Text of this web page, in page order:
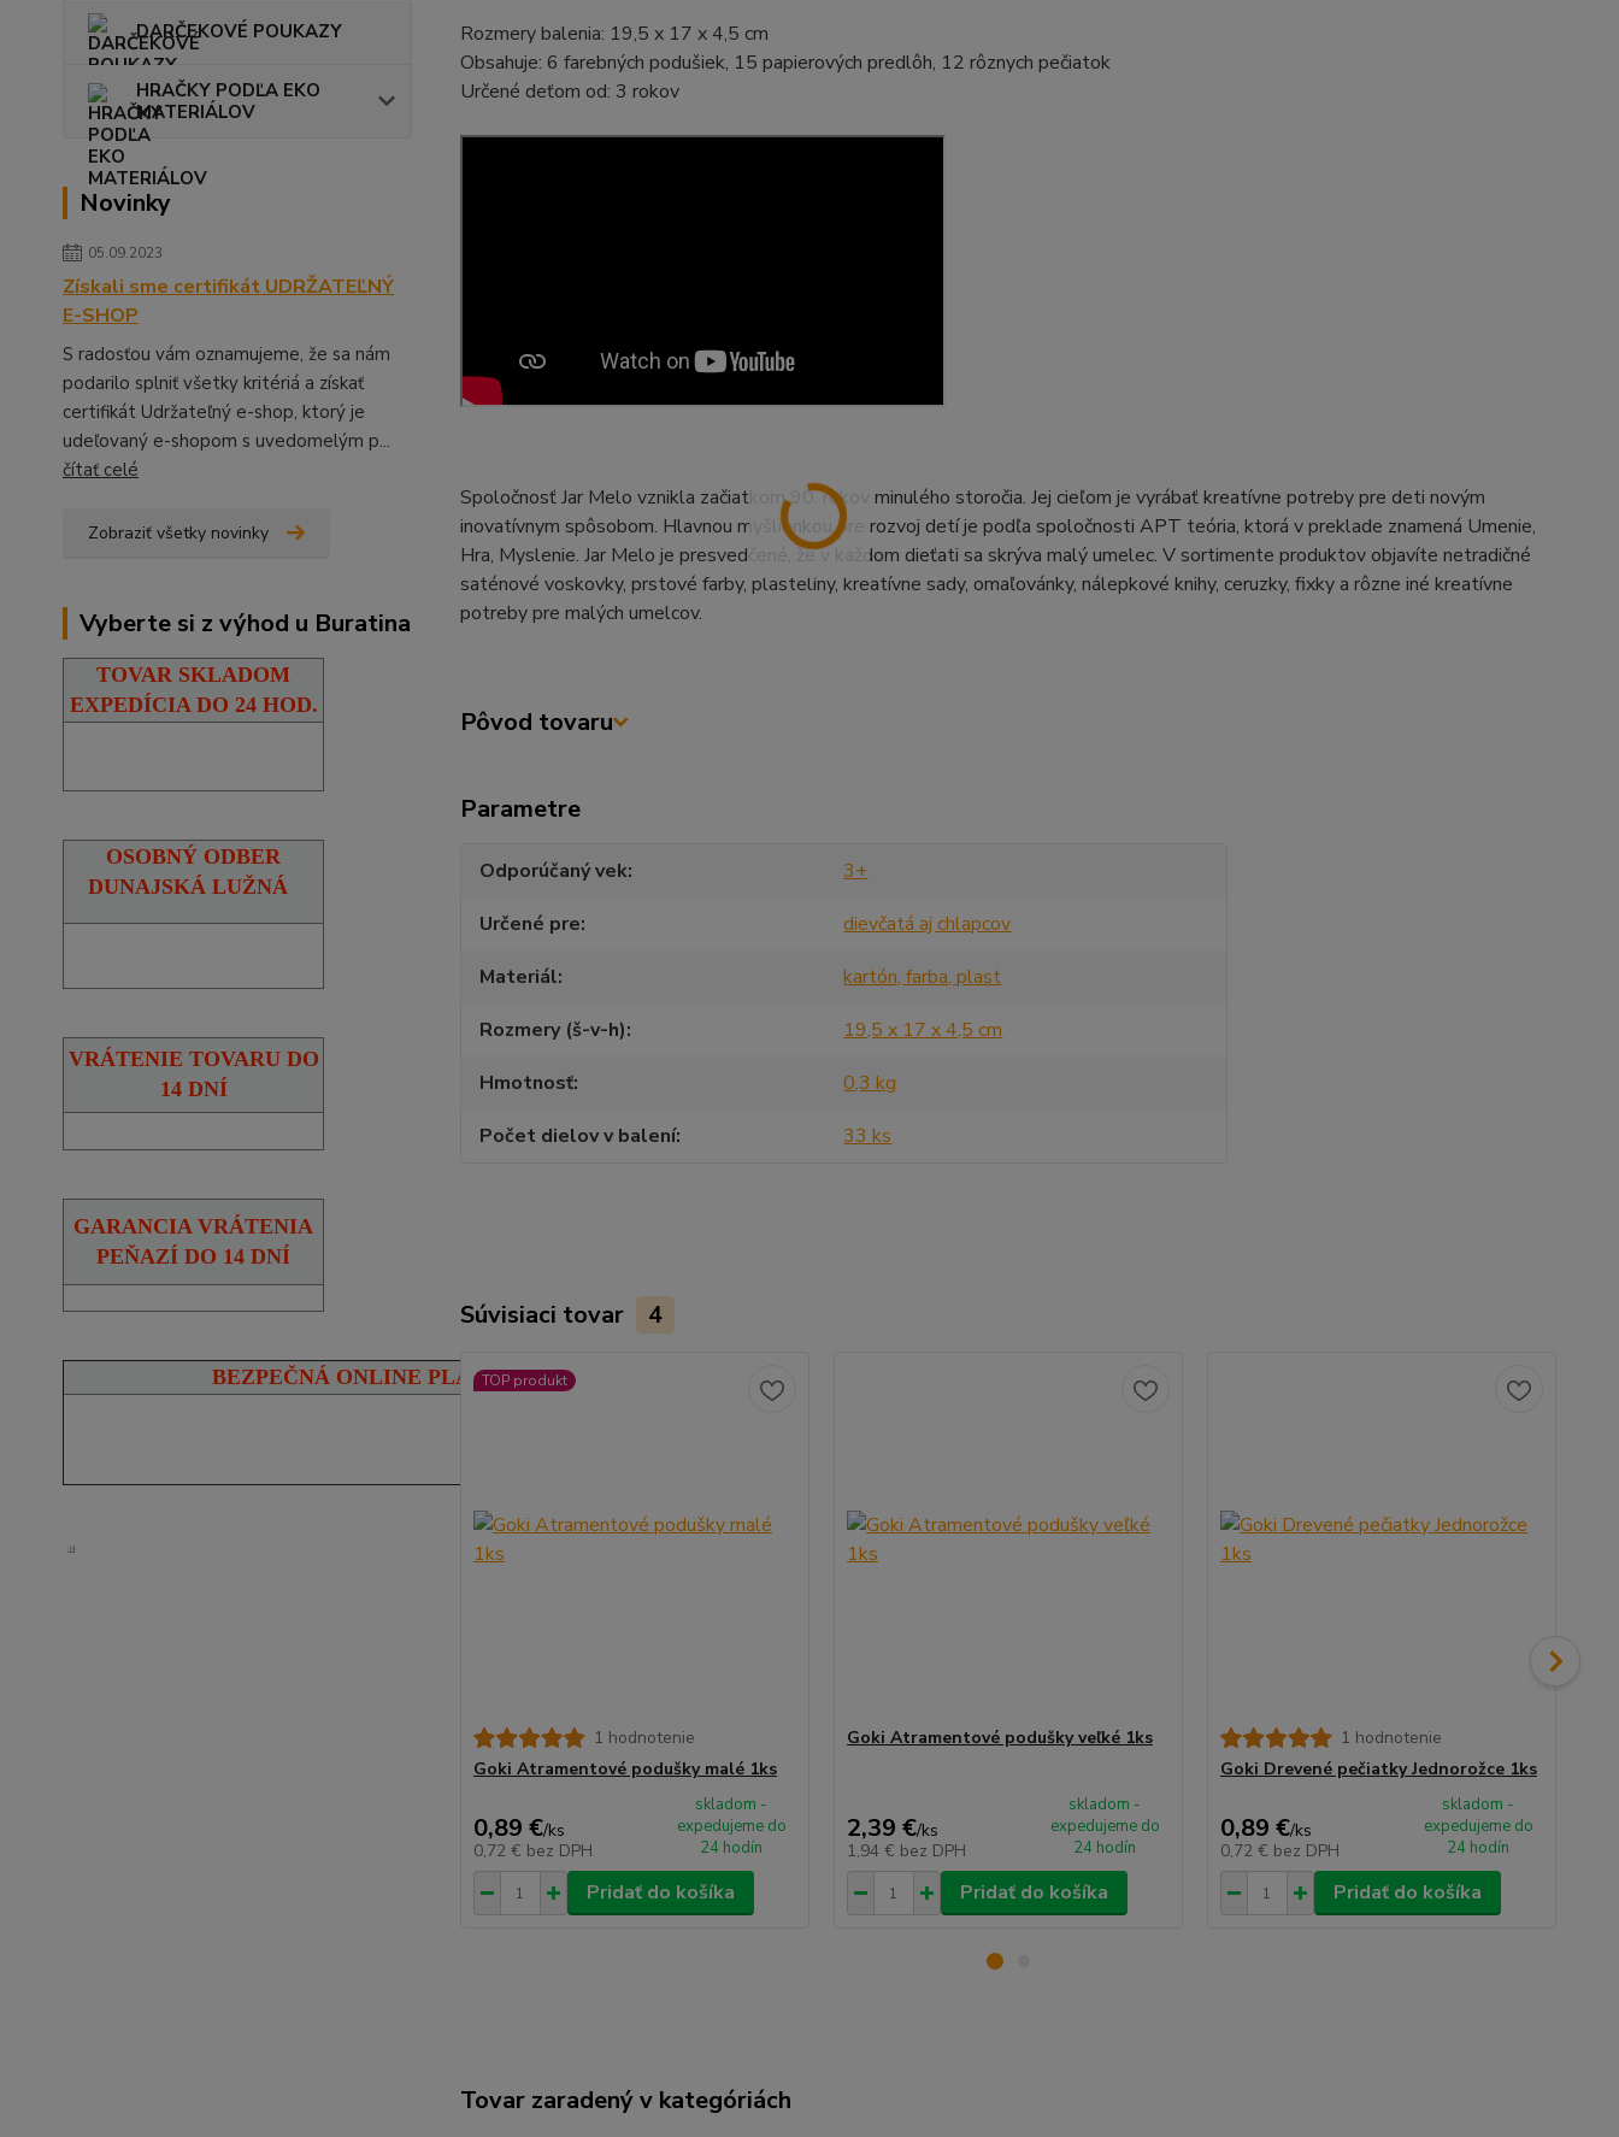
DARČEKOVÉ POUKAZY
HRAČKY PODĽA EKO
MATERIÁLOV
Novinky
05.09.2023
Získali sme certifikát UDRŽATEĽNÝ
E-SHOP
S radosťou vám oznamujeme, že sa nám
podarilo splniť všetky kritériá a získať
certifikát Udržateľný e-shop, ktorý je
udeľovaný e-shopom s uvedomelým p...
čítať celé
Zobraziť všetky novinky
Vyberte si z výhod u Buratina
TOVAR SKLADOM
EXPEDÍCIA DO 24 HOD.
OSOBNÝ ODBER
DUNAJSKÁ LUŽNÁ
VRÁTENIE TOVARU DO
14 DNÍ
GARANCIA VRÁTENIA
PEŇAZÍ DO 14 DNÍ
BEZPEČNÁ ONLINE PLATBA
Rozmery balenia: 19,5 x 17 x 4,5 cm
Obsahuje: 6 farebných podušiek, 15 papierových predlôh, 12 rôznych pečiatok
Určené deťom od: 3 rokov
Spoločnosť Jar Melo vznikla začiatkom 90. rokov minulého storočia. Jej cieľom je vyrábať kreatívne potreby pre deti novým
inovatívnym spôsobom. Hlavnou myšlienkou pre rozvoj detí je podľa spoločnosti APT teória, ktorá v preklade znamená Umenie,
Hra, Myslenie. Jar Melo je presvedčené, že v každom dieťati sa skrýva malý umelec. V sortimente produktov objavíte netradičné
saténové voskovky, prstové farby, plastelíny, kreatívne sady, omaľovánky, nálepkové knihy, ceruzky, fixky a rôzne iné kreatívne
potreby pre malých umelcov.
Pôvod tovaru
Parametre
Odporúčaný vek
3+
Určené pre
dievčatá aj chlapcov
Materiál
kartón, farba, plast
Rozmery (š-v-h)
19,5 x 17 x 4,5 cm
Hmotnosť
0,3 kg
Počet dielov v balení
33 ks
Súvisiaci tovar 4
TOP produkt
1 hodnotenie
Goki Atramentové podušky malé 1ks
0,89 €/ks
0,72 € bez DPH
skladom -
expedujeme do
24 hodín
Pridať do košíka
Goki Atramentové podušky veľké 1ks
2,39 €/ks
1,94 € bez DPH
skladom -
expedujeme do
24 hodín
Pridať do košíka
1 hodnotenie
Goki Drevené pečiatky Jednorožce 1ks
0,89 €/ks
0,72 € bez DPH
skladom -
expedujeme do
24 hodín
Pridať do košíka
Tovar zaradený v kategóriách